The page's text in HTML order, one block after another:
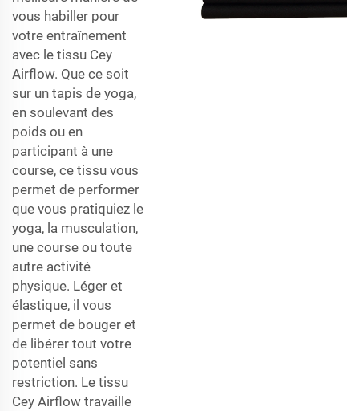
vous habiller pour
votre entraînement
avec le tissu Cey
Airflow. Que ce soit
sur un tapis de yoga,
en soulevant des
poids ou en
participant à une
course, ce tissu vous
permet de performer
que vous pratiquiez le
yoga, la musculation,
une course ou toute
autre activité
physique. Léger et
élastique, il vous
permet de bouger et
de libérer tout votre
potentiel sans
restriction. Le tissu
Cey Airflow travaille